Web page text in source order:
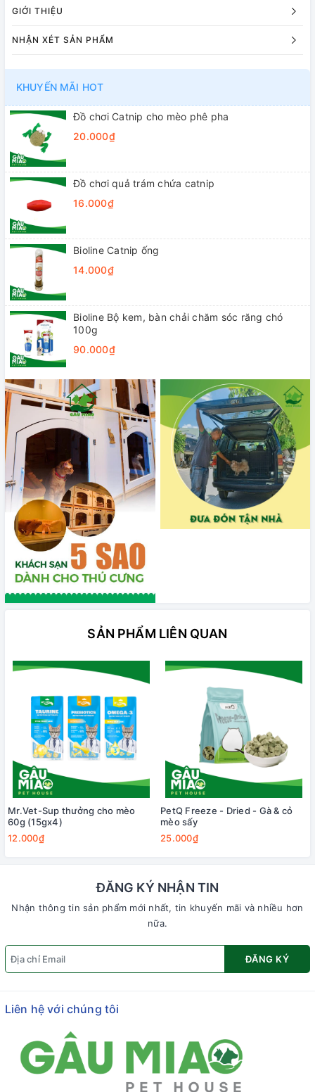
GIỚI THIỆU
NHẬN XÉT SẢN PHẨM
KHUYẾN MÃI HOT
Đồ chơi Catnip cho mèo phê pha
20.000₫
Đồ chơi quả trám chứa catnip
16.000₫
Bioline Catnip ống
14.000₫
Bioline Bộ kem, bàn chải chăm sóc răng chó
100g
90.000₫
SẢN PHẨM LIÊN QUAN
Mr.Vet-Sup thưởng cho mèo
60g (15gx4)
12.000₫
PetQ Freeze - Dried - Gà & cỏ
mèo sấy
25.000₫
ĐĂNG KÝ NHẬN TIN
Nhận thông tin sản phẩm mới nhất, tin khuyến mãi và nhiều hơn
nữa.
ĐĂNG KÝ
Liên hệ với chúng tôi